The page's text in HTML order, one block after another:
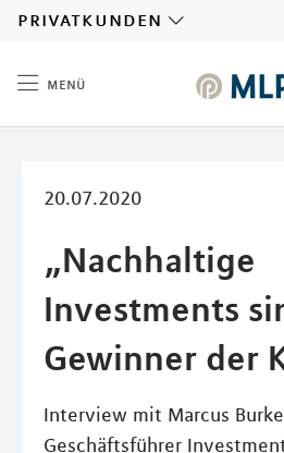
privatkunden
menü
20.07.2020
„Nachhaltige
Investments
Gewinner der
Interview mit Marcus
Geschäftsführer